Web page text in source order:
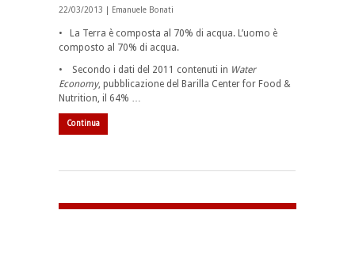
22/03/2013 | Emanuele Bonati
• La Terra è composta al 70% di acqua. L’uomo è
composto al 70% di acqua.
• Secondo i dati del 2011 contenuti in Water
Economy, pubblicazione del Barilla Center for Food &
Nutrition, il 64% …
Continua